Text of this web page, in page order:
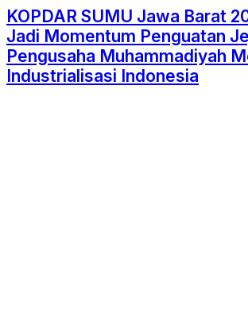
KOPDAR SUMU Jawa Barat
Jadi Momentum Penguatan
Pengusaha Muhammadiyah
Industrialisasi Indonesia